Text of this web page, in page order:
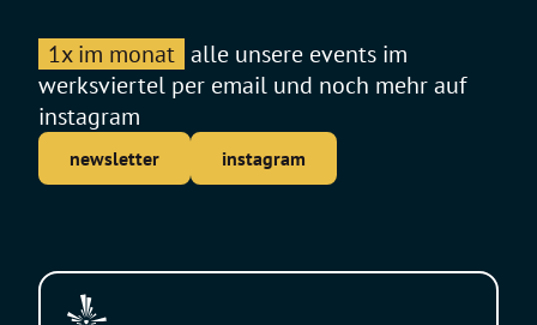
1x im monat alle unsere events im
werksviertel per email und noch mehr auf
instagram
newsletter instagram